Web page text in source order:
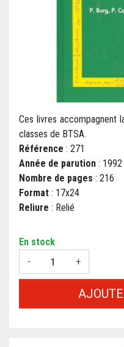
Ces livres accompagnent
classes de BTSA.
Référence : 271
Année de parution : 1992
Nombre de pages : 216
Format : 17x24
Reliure : Relié
En stock
-
+